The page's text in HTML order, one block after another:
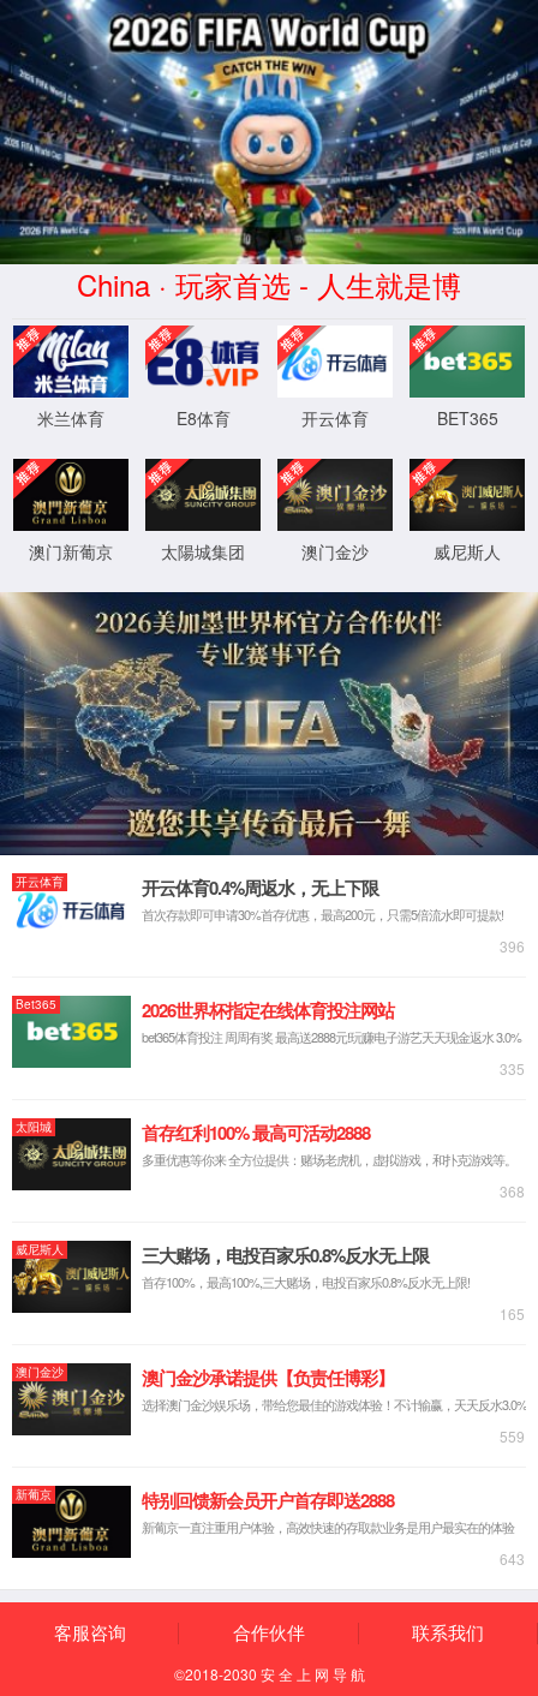
首页 > zoty中欧体育文档 > 行业动态
公司新闻 行业动态 产品下载 常见问题
zoty中欧体育RISMAT 专业地垫解决方案—
酒店行业
发布时间：2024-11-29